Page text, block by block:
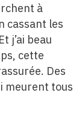
à
cassant les
j’ai beau
cette
Des
meurent tous